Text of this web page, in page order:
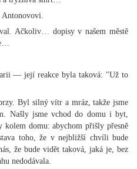
Antonovovi.
Ačkoliv… dopisy v našem městě
— její reakce byla taková: "Už to
Byl silný vítr a mráz, takže jsme
Našly jsme vchod do domu i byt,
domu: abychom přišly přesně
toho, že v nejbližší chvíli bude
že bude vidět taková, jaká je, bez
nedodávala.